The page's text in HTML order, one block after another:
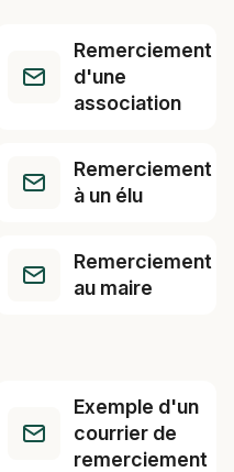
Remerciement
d'une
association
Remerciement
à un élu
Remerciement
au maire
Exemple d'un
courrier de
remerciement